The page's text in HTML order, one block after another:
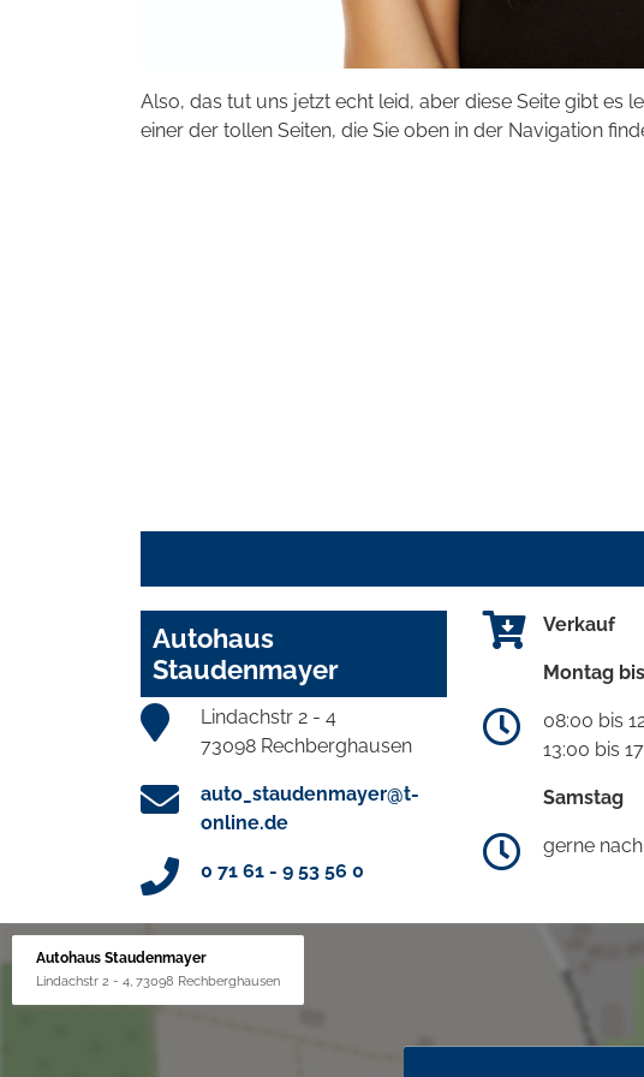
Also, das tut uns jetzt echt leid, aber diese Seite gibt es
einer der tollen Seiten, die Sie oben in der Navigation
Autohaus
Staudenmayer
Lindachstr 2 - 4
73098 Rechberghausen
auto_staudenmayer@t-
online.de
0 71 61 - 9 53 56 0
Verkauf
Montag
08:00 bis
13:00 bis
Samstag
gerne
Autohaus Staudenmayer
Lindachstr 2 - 4, 73098 Rechberghausen